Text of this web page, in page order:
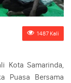
1487 Kali
Kota Samarinda,
Puasa Bersama